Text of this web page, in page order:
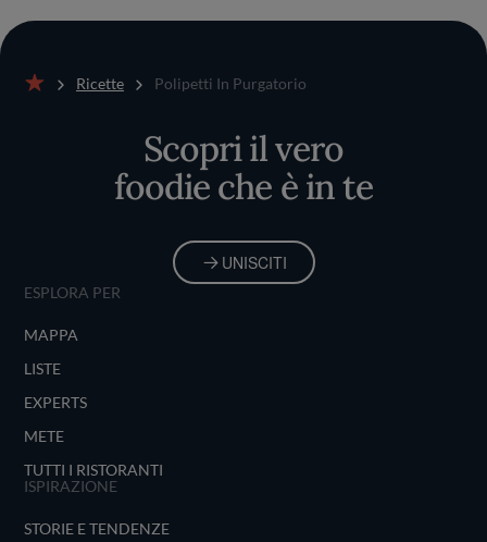
Ricette Polipetti In Purgatorio
Scopri il vero
foodie che è in te
UNISCITI
ESPLORA PER
MAPPA
LISTE
EXPERTS
METE
TUTTI I RISTORANTI
ISPIRAZIONE
STORIE E TENDENZE